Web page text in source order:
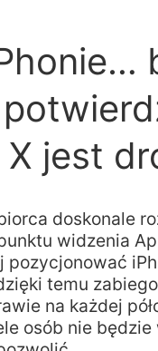
X jest
doskonale
widzenia
temu
na każdej
osób nie